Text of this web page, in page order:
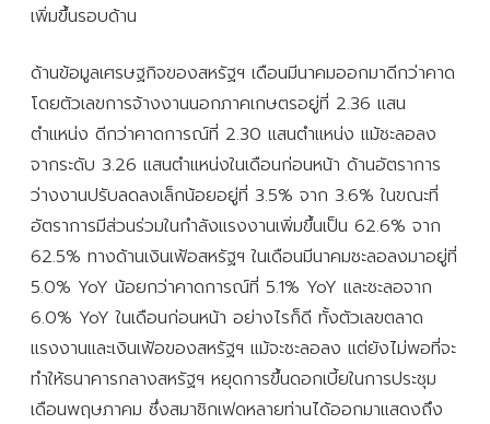
เพิ่มขึ้นรอบด้าน
ด้านข้อมูลเศรษฐกิจของสหรัฐฯ เดือนมีนาคมออกมาดีกว่าคาด
โดยตัวเลขการจ้างงานนอกภาคเกษตรอยู่ที่ 2.36 แสน
ตำแหน่ง ดีกว่าคาดการณ์ที่ 2.30 แสนตำแหน่ง แม้ชะลอลง
จากระดับ 3.26 แสนตำแหน่งในเดือนก่อนหน้า ด้านอัตราการ
ว่างงานปรับลดลงเล็กน้อยอยู่ที่ 3.5% จาก 3.6% ในขณะที่
อัตราการมีส่วนร่วมในกำลังแรงงานเพิ่มขึ้นเป็น 62.6% จาก
62.5% ทางด้านเงินเฟ้อสหรัฐฯ ในเดือนมีนาคมชะลอลงมาอยู่ที่
5.0% YoY น้อยกว่าคาดการณ์ที่ 5.1% YoY และชะลอจาก
6.0% YoY ในเดือนก่อนหน้า อย่างไรก็ดี ทั้งตัวเลขตลาด
แรงงานและเงินเฟ้อของสหรัฐฯ แม้จะชะลอลง แต่ยังไม่พอที่จะ
ทำให้ธนาคารกลางสหรัฐฯ หยุดการขึ้นดอกเบี้ยในการประชุม
เดือนพฤษภาคม ซึ่งสมาชิกเฟดหลายท่านได้ออกมาแสดงถึง